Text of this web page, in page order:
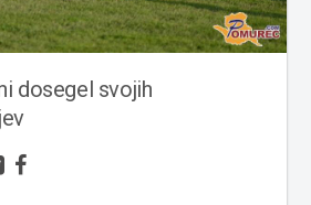
dosegel svojih